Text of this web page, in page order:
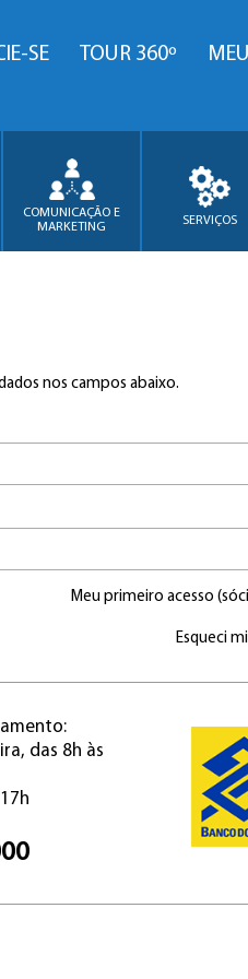
SE TOUR 360º
COMUNICAÇÃO E
MARKETING
SERVIÇOS
nos campos abaixo.
Meu primeiro acesso
Esqueci
das 8h às